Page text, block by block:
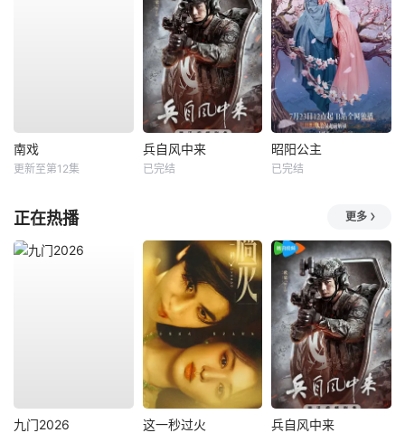
南戏
更新至第12集
兵自风中来
已完结
昭阳公主
已完结
正在热播 更多
九门2026 这一秒过火 兵自风中来